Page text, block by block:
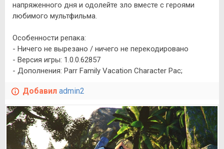
напряженного дня и одолейте зло вместе с героями
любимого мультфильма.
Особенности репака:
- Ничего не вырезано / ничего не перекодировано
- Версия игры: 1.0.0.62857
- Дополнения: Parr Family Vacation Character Pac;
Добавил admin2